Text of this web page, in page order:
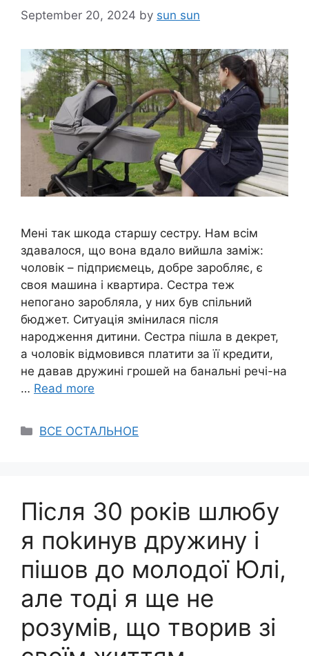
September 20, 2024 by sun sun
Мені так шкода старшу сестру. Нам всім
здавалося, що вона вдало вийшла заміж:
чоловік – підприємець, добре заробляє, є
своя машина і квартира. Сестра теж
непогано заробляла, у них був спільний
бюджет. Ситуація змінилася після
народження дитини. Сестра пішла в декрет,
а чоловік відмовився платити за її кредити,
не давав дружині грошей на банальні речі-на
… Read more
Categories
ВСЕ ОСТАЛЬНОЕ
Після 30 років шлюбу
я поkинув дружину і
пішов до молодої Юлі,
але тоді я ще не
розумів, що творив зі